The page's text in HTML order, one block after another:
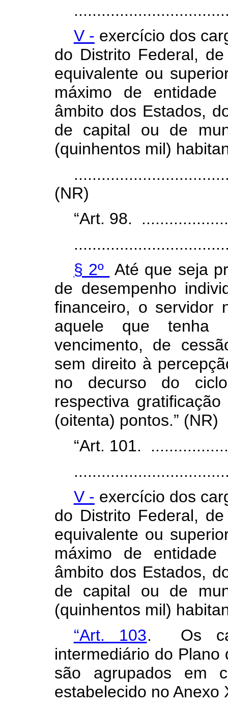
V - exercício dos
do Distrito Federal,
equivalente ou
máximo de entidade
âmbito dos Estados,
de capital ou de
(quinhentos mil)
(NR)
“Art. 98.
§ 2º Até que seja
de desempenho
financeiro, o servidor
aquele que tenha
vencimento, de
sem direito à
no decurso do
respectiva
(oitenta) pontos.” (NR)
“Art. 101.
V - exercício dos
do Distrito Federal,
equivalente ou
máximo de entidade
âmbito dos Estados,
de capital ou de
(quinhentos mil)
“Art. 103. Os
intermediário do
são agrupados em
estabelecido no Anexo